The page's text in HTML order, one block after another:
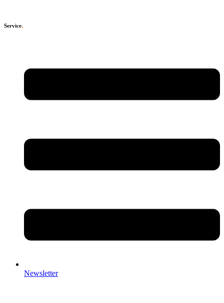
Service.
Newsletter